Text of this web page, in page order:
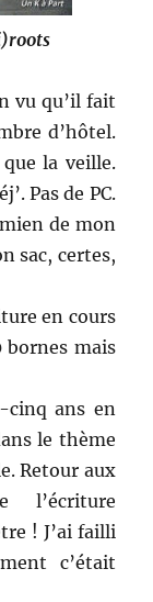
vu qu’il fait
d’hôtel.
la veille.
Pas de PC.
de mon
sac, certes,
en cours
bornes mais
cinq ans en
le thème
Retour aux
l’écriture
! J’ai failli
c’était